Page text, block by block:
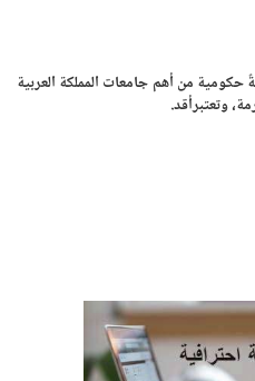
حكومية من أهم جامعات المملكة العربية
وتعتبرأقد.